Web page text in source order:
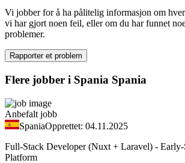
Vi jobber for å ha pålitelig informasjon om
vi har gjort noen feil, eller om du har funnet
problemer.
Rapporter et problem
Flere jobber i Spania Spania
Anbefalt jobb
SpaniaOpprettet: 04.11.2025
Full-Stack Developer (Nuxt + Laravel) - Early-
Platform